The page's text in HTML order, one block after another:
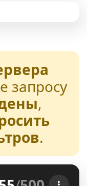
запросу
,
.
UR E
[1.21-26.2]